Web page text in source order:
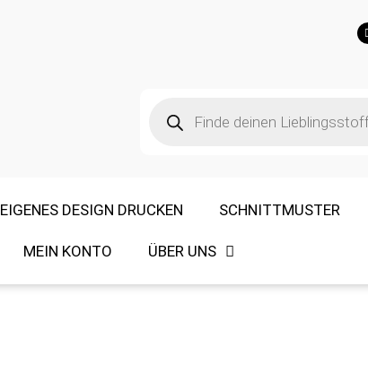
EIGENES DESIGN DRUCKEN SCHNITTMUSTER
MEIN KONTO ÜBER UNS